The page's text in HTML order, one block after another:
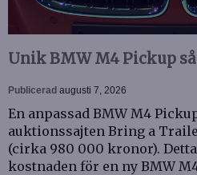
Unik BMW M4 Pickup
Publicerad augusti 7, 2026
En anpassad BMW M4
auktionssajten Bring a
(cirka 980 000 kronor).
kostnaden för en ny BMW